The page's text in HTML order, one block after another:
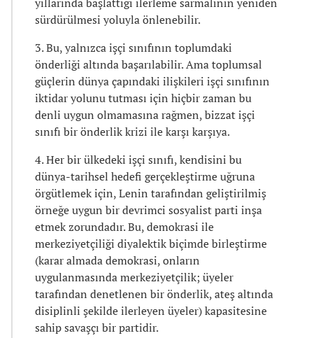
sürdürülmesi yoluyla önlenebilir.
3. Bu, yalnızca işçi sınıfının toplumdaki
önderliği altında başarılabilir. Ama toplumsal
güçlerin dünya çapındaki ilişkileri işçi sınıfının
iktidar yolunu tutması için hiçbir zaman bu
denli uygun olmamasına rağmen, bizzat işçi
sınıfı bir önderlik krizi ile karşı karşıya.
4. Her bir ülkedeki işçi sınıfı, kendisini bu
dünya-tarihsel hedefi gerçekleştirme uğruna
örgütlemek için, Lenin tarafından geliştirilmiş
örneğe uygun bir devrimci sosyalist parti inşa
etmek zorundadır. Bu, demokrasi ile
merkeziyetçiliği diyalektik biçimde birleştirme
(karar almada demokrasi, onların
uygulanmasında merkeziyetçilik; üyeler
tarafından denetlenen bir önderlik, ateş altında
disiplinli şekilde ilerleyen üyeler) kapasitesine
sahip savaşçı bir partidir.